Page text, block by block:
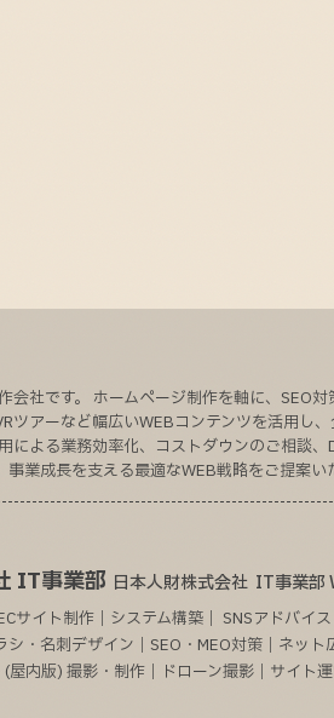
社です。 ホームページ制作を軸に、SEO対
ツアーなど幅広いWEBコンテンツを活用し
による業務効率化、コストダウンのご相談
業成長を支える最適なWEB戦略をご提案い
IT事業部 日本人財株式会社 IT事業
サイト制作｜システム構築｜ SNSアドバイ
・名刺デザイン｜SEO・MEO対策｜ネット
内版) 撮影・制作｜ドローン撮影｜サイト